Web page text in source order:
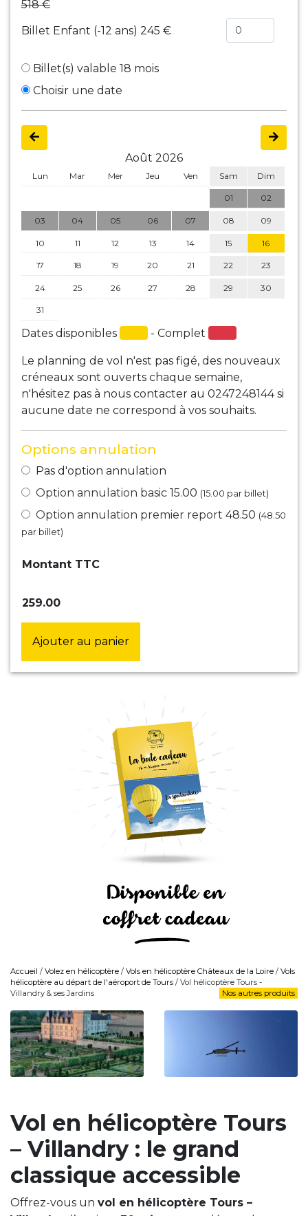
518 €
Billet Enfant (-12 ans) 245 €
Billet(s) valable 18 mois
Choisir une date
Août 2026
Lun Mar Mer Jeu Ven Sam Dim
01 02
03 04 05 06 07 08 09
10 11 12 13 14 15 16
17 18 19 20 21 22 23
24 25 26 27 28 29 30
31
Dates disponibles - Complet
Le planning de vol n'est pas figé, des nouveaux
créneaux sont ouverts chaque semaine,
n'hésitez pas à nous contacter au 0247248144 si
aucune date ne correspond à vos souhaits.
Options annulation
Pas d'option annulation
Option annulation basic 15.00 (15.00 par billet)
Option annulation premier report 48.50 (48.50
par billet)
Montant TTC
259.00
Ajouter au panier
Accueil / Volez en hélicoptère / Vols en hélicoptère Châteaux de la Loire / Vols
hélicoptère au départ de l'aéroport de Tours / Vol hélicoptère Tours -
Villandry & ses Jardins
Nos autres produits
Vol en hélicoptère Tours
– Villandry : le grand
classique accessible
Offrez-vous un vol en hélicoptère Tours –